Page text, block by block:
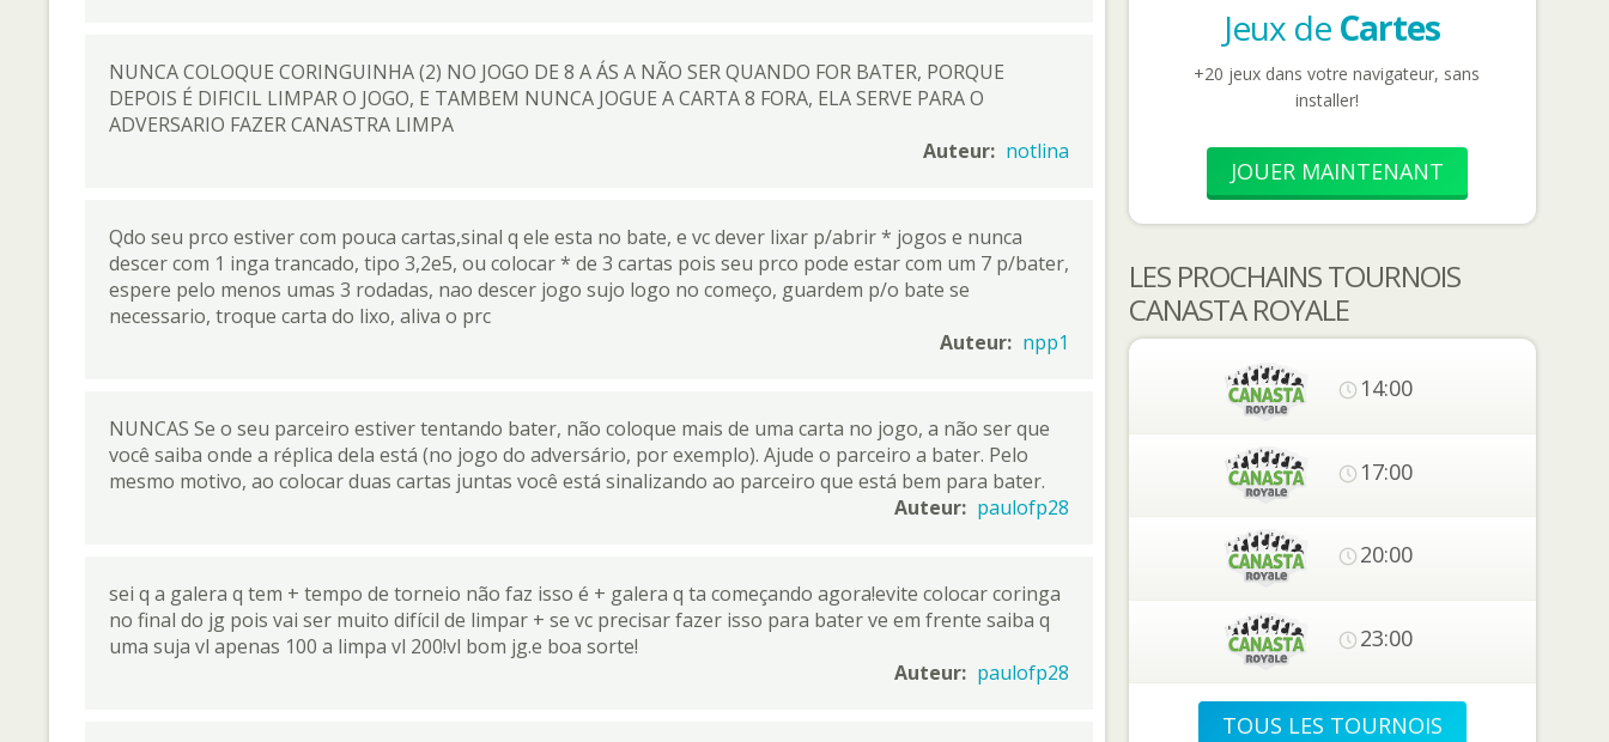
NUNCA COLOQUE CORINGUINHA (2) NO JOGO DE 8 A ÁS A NÃO SER QUANDO FOR BATER, PORQUE
DEPOIS É DIFICIL LIMPAR O JOGO, E TAMBEM NUNCA JOGUE A CARTA 8 FORA, ELA SERVE PARA O
ADVERSARIO FAZER CANASTRA LIMPA
Auteur: notlina
Qdo seu prco estiver com pouca cartas,sinal q ele esta no bate, e vc dever lixar p/abrir * jogos e nunca
descer com 1 inga trancado, tipo 3,2e5, ou colocar * de 3 cartas pois seu prco pode estar com um 7 p/bater,
espere pelo menos umas 3 rodadas, nao descer jogo sujo logo no começo, guardem p/o bate se
necessario, troque carta do lixo, aliva o prc
Auteur: npp1
NUNCAS Se o seu parceiro estiver tentando bater, não coloque mais de uma carta no jogo, a não ser que
você saiba onde a réplica dela está (no jogo do adversário, por exemplo). Ajude o parceiro a bater. Pelo
mesmo motivo, ao colocar duas cartas juntas você está sinalizando ao parceiro que está bem para bater.
Auteur: paulofp28
sei q a galera q tem + tempo de torneio não faz isso é + galera q ta começando agora!evite colocar coringa
no final do jg pois vai ser muito difícil de limpar + se vc precisar fazer isso para bater ve em frente saiba q
uma suja vl apenas 100 a limpa vl 200!vl bom jg.e boa sorte!
Auteur: paulofp28
Jeux de Cartes
+20 jeux dans votre navigateur, sans
installer!
JOUER MAINTENANT
LES PROCHAINS TOURNOIS
CANASTA ROYALE
14:00
17:00
20:00
23:00
TOUS LES TOURNOIS